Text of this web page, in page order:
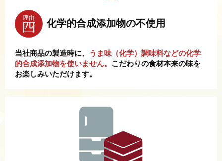
化学的合成添加物の不使用
当社商品の製造時に、
うま味（化学）調味料などの化学
的合成添加物を使いません。 こだわりの食材本来の味を
お楽しみいただけます。